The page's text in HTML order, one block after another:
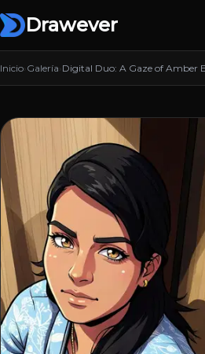
Drawever
Inicio Galería Digital Duo: A Gaze of Amber